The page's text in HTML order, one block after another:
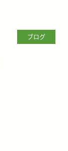
ブログ